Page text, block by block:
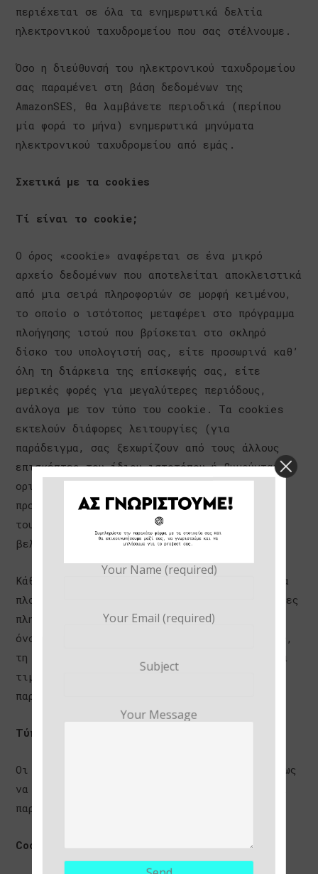
περιέχεται σε όλα τα ενημερωτικά δελτία
ηλεκτρονικού ταχυδρομείου που σας στέλνουμε.
Όσο η διεύθυνσή του ηλεκτρονικού ταχυδρομείου
σας παραμένει στη βάση δεδομένων της
AmazonSES, θα λαμβάνετε περιοδικά (περίπου
μία φορά το μήνα) ενημερωτικά μηνύματα
ηλεκτρονικού ταχυδρομείου από εμάς.
Σχετικά με τα cookies
Τί είναι το cookie;
Ο όρος «cookie» αναφέρεται σε ένα μικρό
αρχείο δεδομένων που αποτελείται αποκλειστικά
από μια σειρά πληροφοριών σε μορφή κειμένου,
το οποίο ο ιστότοπος μεταφέρει στο πρόγραμμα
πλοήγησης ιστού που βρίσκεται στο σκληρό
δίσκο του υπολογιστή σας, είτε προσωρινά καθ’
όλη τη διάρκεια της επίσκεψής σας, είτε
μερικές φορές για μεγαλύτερες περιόδους,
ανάλογα με τον τύπο του cookie. Τα cookies
εκτελούν διάφορες λειτουργίες (για
παράδειγμα, σας ξεχωρίζουν από τους άλλους
επισκέπτες του ίδιου ιστοτόπου ή θυμούνται
ορισμένα πράγματα για εσάς, όπως τις
προτιμήσεις σας) και χρησιμοποιούνται από
τους περισσότερους ιστότοπους για να
βελτιώσουν την εμπειρία σας ως χρήστη τους.
Κάθε cookie είναι μοναδικό για το πρόγραμμα
πλοήγησής σας και περιέχει ορισμένες ανώνυμες
πληροφορίες. Ένα cookie συνήθως περιέχει το
όνομα του πεδίου από όπου προήλθε το cookie,
τη «διάρκεια ζωής» του cookie καθώς και μία
τιμή (συνήθως με τη μορφή ενός τυχαίως
παραχθέντα μοναδικού αριθμού).
Τύποι cookies
Οι βασικοί τύποι των cookies που ενδεχομένως
να χρησιμοποιούν οι ιστότοποι περιγράφονται
παρακάτω
Cookies επίσκεψης (session cookies)
Your Name (required)
Your Email (required)
Subject
Your Message